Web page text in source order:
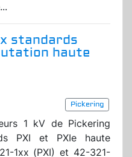
standards
haute
Pickering
1 kV de Pickering
PXI et PXIe haute
1xx (PXI) et 42-321-